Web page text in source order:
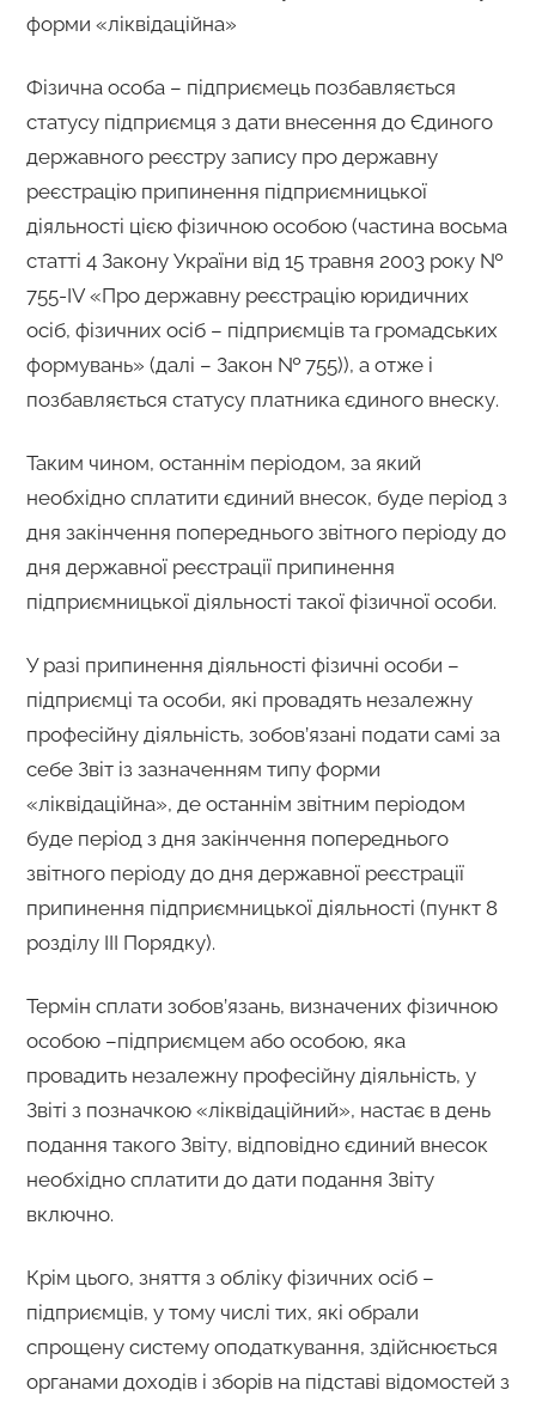
форми «ліквідаційна»
Фізична особа – підприємець позбавляється
статусу підприємця з дати внесення до Єдиного
державного реєстру запису про державну
реєстрацію припинення підприємницької
діяльності цією фізичною особою (частина восьма
статті 4 Закону України від 15 травня 2003 року №
755-IV «Про державну реєстрацію юридичних
осіб, фізичних осіб – підприємців та громадських
формувань» (далі – Закон № 755)), а отже і
позбавляється статусу платника єдиного внеску.
Таким чином, останнім періодом, за який
необхідно сплатити єдиний внесок, буде період з
дня закінчення попереднього звітного періоду до
дня державної реєстрації припинення
підприємницької діяльності такої фізичної особи.
У разі припинення діяльності фізичні особи –
підприємці та особи, які провадять незалежну
професійну діяльність, зобов’язані подати самі за
себе Звіт із зазначенням типу форми
«ліквідаційна», де останнім звітним періодом
буде період з дня закінчення попереднього
звітного періоду до дня державної реєстрації
припинення підприємницької діяльності (пункт 8
розділу ІІІ Порядку).
Термін сплати зобов’язань, визначених фізичною
особою –підприємцем або особою, яка
провадить незалежну професійну діяльність, у
Звіті з позначкою «ліквідаційний», настає в день
подання такого Звіту, відповідно єдиний внесок
необхідно сплатити до дати подання Звіту
включно.
Крім цього, зняття з обліку фізичних осіб –
підприємців, у тому числі тих, які обрали
спрощену систему оподаткування, здійснюється
органами доходів і зборів на підставі відомостей з